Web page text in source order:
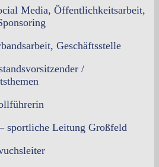
Media, Öffentlichkeitsarbeit,
Geschäftsstelle
/
sportliche Leitung Großfeld